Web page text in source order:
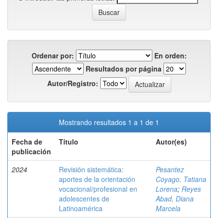
Ordenar por:
En orden:
Resultados por página
Autor/Registro:
Mostrando resultados 1 a 1 de 1
Fecha de
publicación
Título Autor(es)
2024
Revisión sistemática:
aportes de la orientación
vocacional/profesional en
adolescentes de
Latinoamérica
Pesantez
Coyago, Tatiana
Lorena; Reyes
Abad, Diana
Marcela